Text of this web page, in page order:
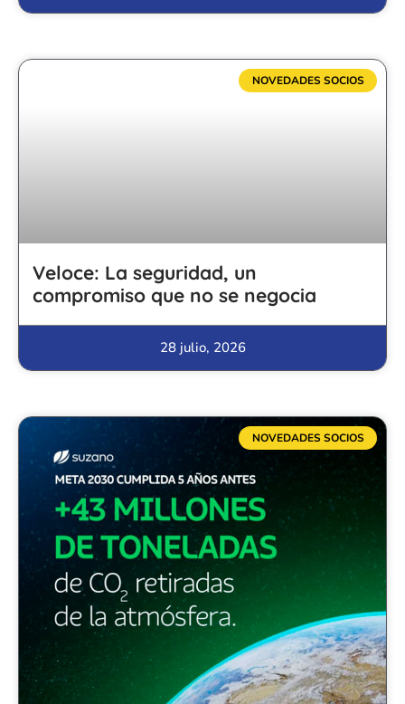
NOVEDADES SOCIOS
Veloce: La seguridad, un
compromiso que no se negocia
28 julio, 2026
NOVEDADES SOCIOS